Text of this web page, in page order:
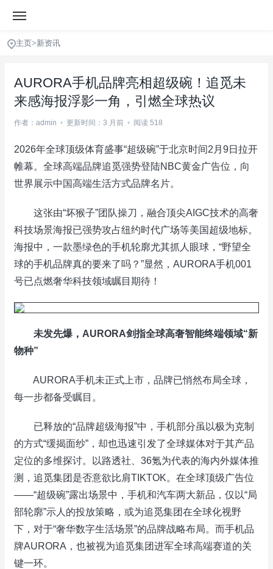
主页>新资讯
AURORA手机品牌亮相超级碗！追觅未
来感海报浮影一角，引燃全球热议
作者：admin • 更新时间：3 月前 • 阅读 518
2026年全球顶级体育盛事“超级碗”于北京时间2月9日拉开
帷幕。全球高端品牌追觅强势登陆NBC黄金广告位，向
世界展示中国高端生活方式品牌名片。
这张由“坏猴子”团队操刀，融合顶尖AIGC技术的高奢
科技场景海报已强势攻占纽约时代广场等美国超级地标。
海报中，一款墨绿色的手机轮廓尤其抓人眼球，“野望全
球的手机品牌真的要来了吗？”显然，AURORA手机001
号已点燃奢华科技领域瞩目期待！
未发先爆，AURORA剑指全球高奢智能终端领域“新
物种”
AURORA手机未正式上市，品牌已悄然布局全球，
每一步都备受瞩目。
已释放的“品牌超级海报”中，手机部分虽以极为克制
的方式“缓揭面纱”，却也迅速引发了全球媒体对于其产品
定位的多维探讨。以路透社、36氪为代表的海内外媒体推
测，追觅集团是否意欲比肩TIKTOK。在全球顶级广告位
——“超级碗”露出场景中，手机和汽车两大新品，仅以“局
部轮廓”示人的投放策略，或为追觅集团在全球化视野
下，对于“奢华数字生活场景”的品牌战略布局。而手机品
牌AURORA，也被视为追觅集团进军全球高端赛道的关
键一环。